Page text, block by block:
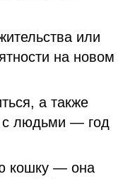
или
на новом
а также
с людьми — год
кошку — она